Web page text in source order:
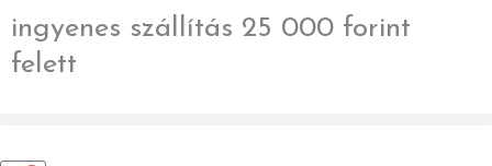
to
content
ingyenes szállítás 25 000 forint
felett